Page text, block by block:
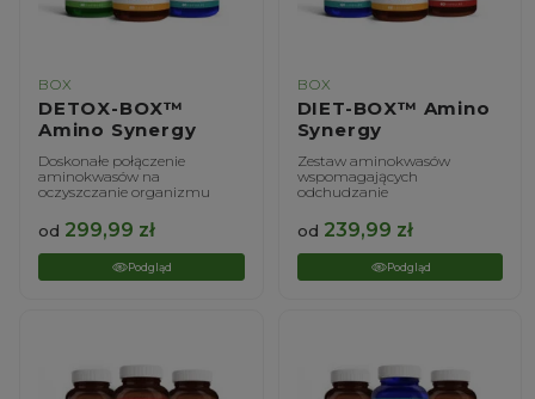
BOX
DETOX-BOX™
Amino Synergy
Doskonałe połączenie
aminokwasów na
oczyszczanie organizmu
od 299,99 zł
Podgląd
BOX
DIET-BOX™ Amino
Synergy
Zestaw aminokwasów
wspomagających
odchudzanie
od 239,99 zł
Podgląd